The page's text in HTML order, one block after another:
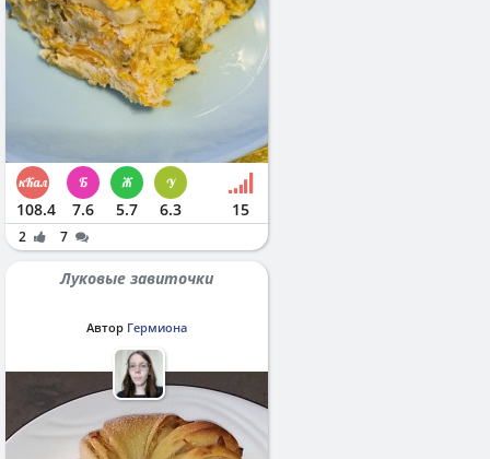
108.4 7.6 5.7 6.3 15
2 7
Луковые завиточки
Автор Гермиона